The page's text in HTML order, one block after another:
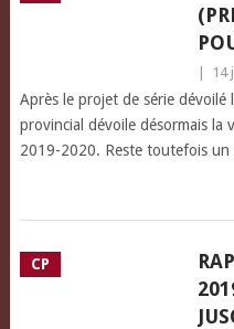
14
Après le projet de série dévoilé
provincial dévoile désormais la
2019-2020. Reste toutefois un
CP